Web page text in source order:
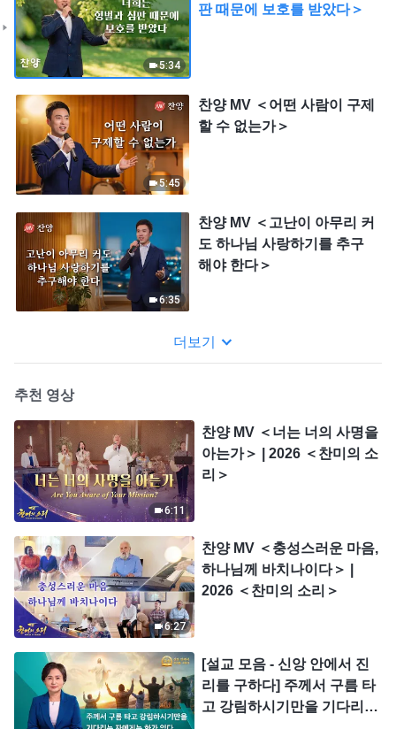
5:34
판 때문에 보호를 받았다＞
5:45
찬양 MV ＜어떤 사람이 구제
할 수 없는가＞
6:35
찬양 MV ＜고난이 아무리 커
도 하나님 사랑하기를 추구
해야 한다＞
더보기
추천 영상
6:11
찬양 MV ＜너는 너의 사명을
아는가＞ | 2026 ＜찬미의 소
리＞
6:27
찬양 MV ＜충성스러운 마음,
하나님께 바치나이다＞ |
2026 ＜찬미의 소리＞
[설교 모음 - 신앙 안에서 진
리를 구하다] 주께서 구름 타
고 강림하시기만을 기다리는